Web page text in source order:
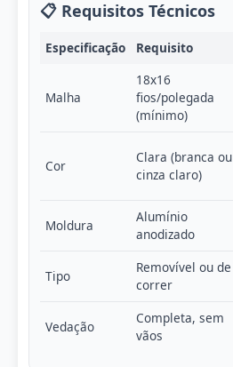
📋 Requisitos Técnicos
Especificação Requisito
Malha
18x16
fios/polegada
(mínimo)
Cor
Clara (branca ou
cinza claro)
Moldura
Alumínio
anodizado
Tipo
Removível ou de
correr
Vedação
Completa, sem
vãos